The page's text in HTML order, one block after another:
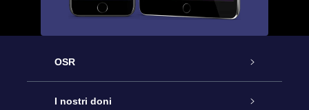
OSR
Assistenza
I nostri doni